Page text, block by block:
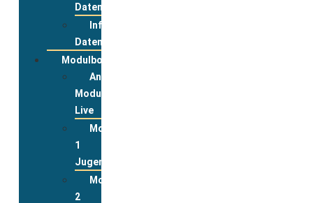
Datenreview
Informationen
Datenreview
Modulbox
Anmeldung
Modulbox
Live
Modul
1
Jugend
Modul
2